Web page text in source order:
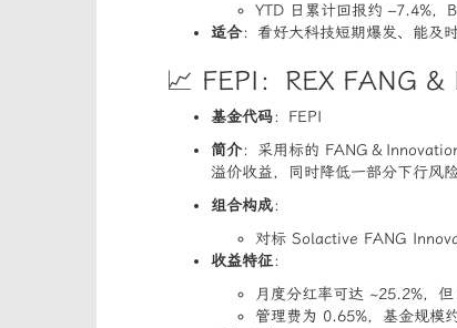
YTD 日累计回报约 –7.4%，
适合：看好大科技短期爆发、能及
📈 FEPI：REX FANG
基金代码：FEPI
简介：采用标的 FANG &
溢价收益，同时降低一部分下行风险
组合构成：
对标 Solactive FANG
收益特征：
月度分红率可达 ~25.2%，
管理费为 0.65%，基金规模